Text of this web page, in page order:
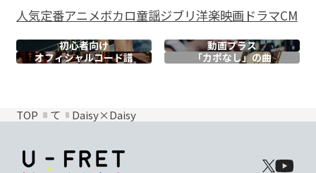
人気定番アニメボカロ童謡ジブリ洋楽映画ドラマCM
初心者向け
動画プラス
オフィシャルコード譜 「カポなし」の曲
TOP て Daisy×Daisy